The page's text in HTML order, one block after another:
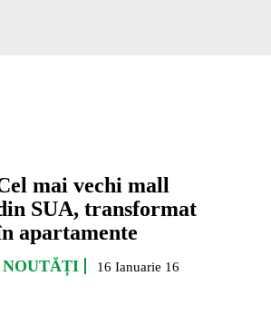
mai vechi mall
SUA, transformat
apartamente
NOUTĂȚI 16 Ianuarie 16